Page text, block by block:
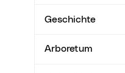
Geschichte
Arboretum